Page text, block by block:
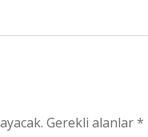
Gerekli alanlar*